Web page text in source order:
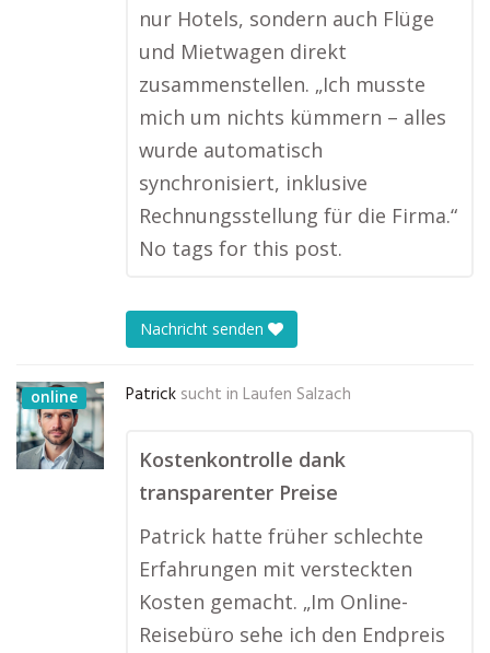
nur Hotels, sondern auch Flüge
und Mietwagen direkt
zusammenstellen. „Ich musste
mich um nichts kümmern – alles
wurde automatisch
synchronisiert, inklusive
Rechnungsstellung für die Firma.“
No tags for this post.
Nachricht senden
online Patrick sucht in Laufen Salzach
Kostenkontrolle dank
transparenter Preise
Patrick hatte früher schlechte
Erfahrungen mit versteckten
Kosten gemacht. „Im Online-
Reisebüro sehe ich den Endpreis